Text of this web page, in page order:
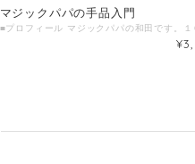
マジックパパの手品入門